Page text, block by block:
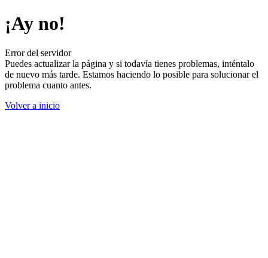
¡Ay no!
Error del servidor
Puedes actualizar la página y si todavía tienes problemas, inténtalo
de nuevo más tarde. Estamos haciendo lo posible para solucionar el
problema cuanto antes.
Volver a inicio